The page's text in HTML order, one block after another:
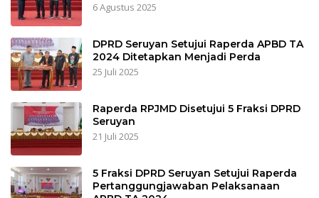
6 Agustus 2025
DPRD Seruyan Setujui Raperda APBD TA
2024 Ditetapkan Menjadi Perda
25 Juli 2025
Raperda RPJMD Disetujui 5 Fraksi DPRD
Seruyan
21 Juli 2025
5 Fraksi DPRD Seruyan Setujui Raperda
Pertanggungjawaban Pelaksanaan